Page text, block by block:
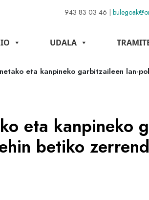
943 83 03 46 |
UDALA
eta kanpineko garbitzaileen lan-
eta kanpineko
betiko